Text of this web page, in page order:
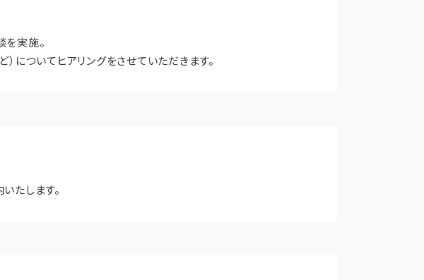
実施。
についてヒアリングをさせていただきます。
たします。